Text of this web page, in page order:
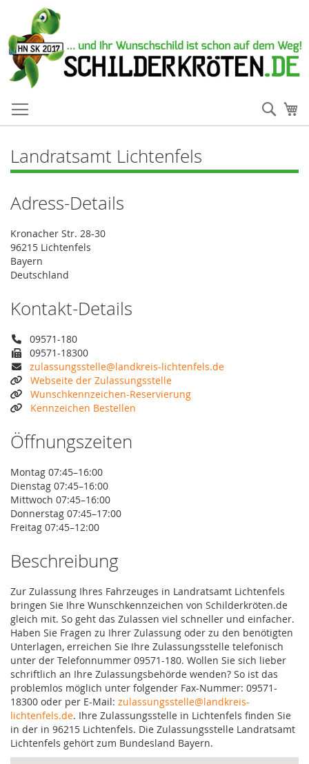
Landratsamt Lichtenfels
Adress-Details
Kronacher Str. 28-30
96215 Lichtenfels
Bayern
Deutschland
Kontakt-Details
09571-180
09571-18300
zulassungsstelle@landkreis-lichtenfels.de
Webseite der Zulassungsstelle
Wunschkennzeichen-Reservierung
Kennzeichen Bestellen
Öffnungszeiten
Montag 07:45–16:00
Dienstag 07:45–16:00
Mittwoch 07:45–16:00
Donnerstag 07:45–17:00
Freitag 07:45–12:00
Beschreibung
Zur Zulassung Ihres Fahrzeuges in Landratsamt Lichtenfels
bringen Sie Ihre Wunschkennzeichen von Schilderkröten.de
gleich mit. So geht das Zulassen viel schneller und einfacher.
Haben Sie Fragen zu Ihrer Zulassung oder zu den benötigten
Unterlagen, erreichen Sie Ihre Zulassungsstelle telefonisch
unter der Telefonnummer 09571-180. Wollen Sie sich lieber
schriftlich an Ihre Zulassungsbehörde wenden? So ist das
problemlos möglich unter folgender Fax-Nummer: 09571-
18300 oder per E-Mail: zulassungsstelle@landkreis-
lichtenfels.de. Ihre Zulassungsstelle in Lichtenfels finden Sie
in der in 96215 Lichtenfels. Die Zulassungsstelle Landratsamt
Lichtenfels gehört zum Bundesland Bayern.